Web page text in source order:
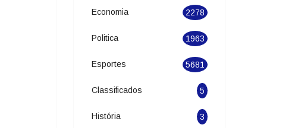
Seguranca 1626
Economia 2278
Politica 1963
Esportes 5681
Classificados 5